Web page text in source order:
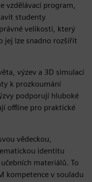
vzdělávací program,
studenty
velikosti, který
jej lze snadno rozšířit
výzev a 3D simulací
k prozkoumání
podporují hluboké
offline pro praktické
vědeckou,
identitu
materiálů. To
kompetence v souladu